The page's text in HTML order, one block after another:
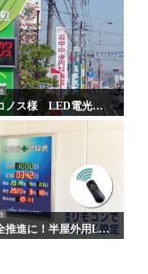
ノス様 LED電光掲
推進に！半屋外用LE
録表